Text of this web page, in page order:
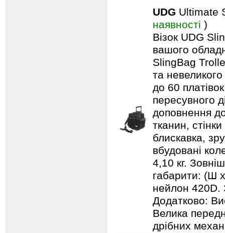
UDG Ultimate
наявності )
Візок UDG
вашого
SlingBag
та
до 60
пересувного
доповнення
тканин,
блискавка,
вбудовані
4,10 кг.
габарити: (Ш
нейлон 420D.
Додатково:
Велика
дрібних